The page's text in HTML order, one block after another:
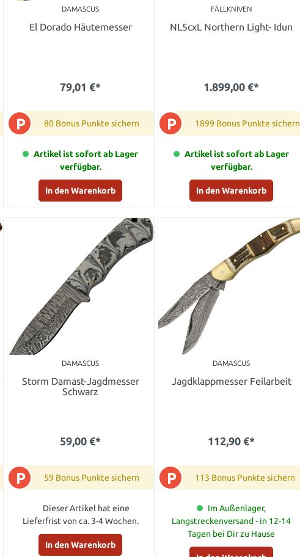
DAMASCUS
El Dorado Häutemesser
79,01 €*
P 80 Bonus Punkte sichern
Artikel ist sofort ab Lager
verfügbar.
In den Warenkorb
FÄLLKNIVEN
NL5cxL Northern Light- Idun
1.899,00 €*
P 1899 Bonus Punkte sichern
Artikel ist sofort ab Lager
verfügbar.
In den Warenkorb
DAMASCUS
Storm Damast-Jagdmesser
Schwarz
59,00 €*
P 59 Bonus Punkte sichern
Dieser Artikel hat eine
Lieferfrist von ca. 3-4 Wochen.
In den Warenkorb
DAMASCUS
Jagdklappmesser Feilarbeit
112,90 €*
P 113 Bonus Punkte sichern
Im Außenlager,
Langstreckenversand - in 12-14
Tagen bei Dir zu Hause